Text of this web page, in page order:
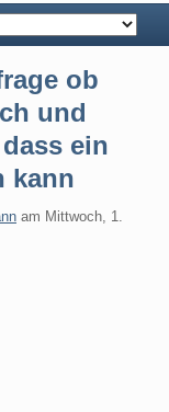
ob
und
ein
kann
am Mittwoch, 1.